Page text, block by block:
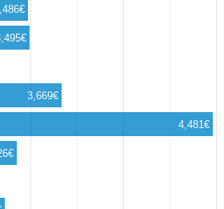
3,669€
4,481€